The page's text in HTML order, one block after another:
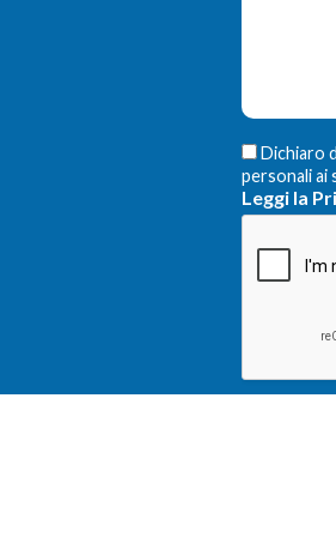
Dichiaro
personali ai
Leggi la